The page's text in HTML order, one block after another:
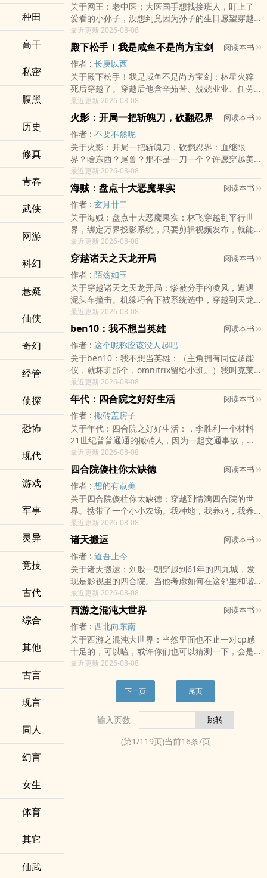
种田
高干
私密
腹黑
历史
修真
青春
武侠
网游
科幻
悬疑
仙侠
奇幻
经管
侦探
恐怖
现代
游戏
军事
灵异
竞技
古代
综合
其他
古言
现言
同人
幻言
女生
体育
其它
仙武
关于网王：老中医：大医国手想找接班人，盯上了
爱看的小孙子，没想到竟因为孙子的生日愿望穿越
到了网王世界。网王世界很可怕，还好有金刚功，
长寿功助他练出了真气。气功网球，能成为世界第
一吗？
最近更新 2026-08-08
殿下松手！我是咸鱼不是尚方宝剑 阅读本书
作者 : 长庚以西
关于殿下松手！我是咸鱼不是尚方宝剑：林星火猝
死后穿越了。穿越后他含辛茹苦、兢兢业业、任劳
任怨、无怨无悔的给系统996打了三年工，终于在即
将退休的前一晚……重生了！狗血小说是，主角心愿
未了，死不瞑目，重生逆袭，踏破苍穹……林星火
是，白干三年，没有工资，一夜回到……这都不是解
放前了，这是侏罗纪吧？努力三年全白费，系统996
影无踪。没了系统的KPI，林星火决定摆烂。做一只
咸鱼，做一只快乐的咸鱼~可惜咸鱼的养老之路有四
重阻碍：柔软的心，破碎
最近更新 2026-08-08
火影：开局一把斩魄刀，砍翻忍界 阅读本书
作者 : 不要不然呢
关于火影：开局一把斩魄刀，砍翻忍界：血继限
界？啥东西？尾兽？那不是一刀一个？许愿穿越美
少女动漫的千夜却阴差阳错的来到了火影忍者世
界，还是第三次忍界大战时期？“喂，臭神明，你给
我解释清楚啊喂！”一把手持斩魄刀的，没有查克拉
的另类忍者的另类忍界故事，正传时期开始无敌！
最近更新 2026-08-08
海贼：盘点十大恶魔果实 阅读本书
作者 : 玄月廿二
关于海贼：盘点十大恶魔果实：林飞穿越到平行世
界，绑定万界投影系统，只要剪辑视频发布，就能
获得奖励。于是诸天万界的天空上出现巨大虚影屏
幕...在艾斯与黑胡子对战时候，烧烧果实向世人展示
了不俗的战力。即便在后续面对海军大将青雉时
候，仅凭借恶魔果实能力也能与其相互抗衡。超新
星：....这就是白胡子团二队长的实力吗？卡普：艾
斯这家伙要是能听劝加入海军，凭烧烧果实的能
力，不也是个大将实力吗？然而，当大家看到第一
名出现时，所有人的的眼珠
最近更新 2026-08-08
穿越诸天之天龙开局 阅读本书
作者 : 陌殇如玉
关于穿越诸天之天龙开局：惨被分手的凌风，遭遇
泥头车撞击。机缘巧合下被系统选中，穿越到天龙
世界。十八年后，凌风觉醒前世记忆，与系统成功
绑定。系统在手，凌风登顶天龙世界之巅。随后开
启诸天万界之旅，在这个旅程中。他留下传说，带
走美女……
最近更新 2026-08-08
ben10：我不想当英雄 阅读本书
作者 : 这个昵称应该没人起吧
关于ben10：我不想当英雄：（主角拥有同位超能
仪，就坏班那个，omnitrix留给小班。）我叫克莱
因·艾泽拉斯，也许没人听过我的名字，但一定听过
我堂弟的名字，他叫本杰明·柯比·班田纳森，我们叫
他田小班。（主角本身有特殊性，特殊性后面会
说，因此主角在骇客宇宙是几乎无敌的存在，但主
角也会有实力的成长，不是一点一点的成长，而是
阶段的成长，比如表内加入终极进化的功能之类
的。）跟少年骇客有关的，小说都会写，从第一季
开始，其他的比如错误
最近更新 2026-08-08
年代：四合院之好好生活 阅读本书
作者 : 搬砖盖房子
关于年代：四合院之好好生活：，李胜利一个材料
21世纪普普通通的搬砖人，因为一起交通事故，一
觉醒来穿越到了六十年代初。复员转业来到红星轧
钢厂任职保卫科副科长。哎，这不是自己追过的禽
满四合院吗？何雨柱、秦淮茹、易中海、刘海中、
阎埠贵、聋老太太等等，李胜利可不管别的，只想
好好生活。
最近更新 2026-08-08
四合院傻柱你太缺德 阅读本书
作者 : 想的有点美
关于四合院傻柱你太缺德：穿越到情满四合院的世
界。携带了一个小小农场。我种地，我养鸡，我养
鱼，我自给自足。秦淮茹还想要拿捏我？门都没
有。易中海想要道德绑架我？想都别想。我是傻
柱，我要闹翻天
最近更新 2026-08-08
诸天搬运 阅读本书
作者 : 道吾止今
关于诸天搬运：刘般一朝穿越到61年的四九城，发
现是影视里的四合院。当他考虑如何在这邻里和谐
的四合院生活下去时，金手指准时报道。当他满心
欢喜的想靠金手指过上幸福生活时，才发现这里仅
仅只是开始！
最近更新 2026-08-08
西游之混沌大世界 阅读本书
作者 : 西北向东南
关于西游之混沌大世界：当然里面也不止一对cp感
十足的，可以嗑，或许你们也可以猜测一下，会是
哪个女妖怪，又是和谁？总之书内刻画的，多是御
姐，森女。叶青一带着老婆一起闯西游，只为不被
收编，不想去任何一方势力下做“打工人”，只想着两
个人能过上简简单单，无拘无束无人打扰的恬静生
活。偶尔可以听风吟月醉倚斜阳，亦可执手画雪闲
看山高水长；细品相伴不记年，回忆之人在身前，
记忆未满，每一天都是倾心的一天，爱会成为一种
戒不掉，也不想戒掉的
最近更新 2026-08-08
下一页 尾页
输入页数
(第1/119页)当前16条/页